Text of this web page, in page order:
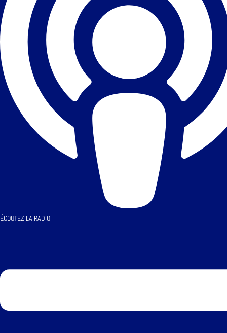
ÉCOUTEZ LA RADIO